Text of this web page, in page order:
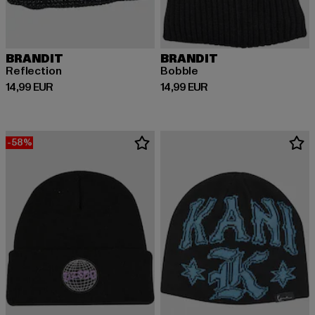
BRANDIT
Reflection
14,99 EUR
Derzeitiger Preis: 14,99 EUR
BRANDIT
Bobble
14,99 EUR
Derzeitiger Preis: 14,99 EUR
-58%